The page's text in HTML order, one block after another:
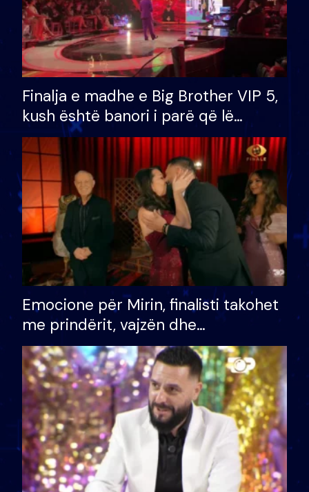
Finalja e madhe e Big Brother VIP 5,
kush është banori i parë që lë
shtëpinë dhe humb mundësinë për
të fituar çmimin e madh
Emocione për Mirin, finalisti takohet
me prindërit, vajzën dhe
bashkëshorten: S’kemi ndonjë letër
divorci apo jo?